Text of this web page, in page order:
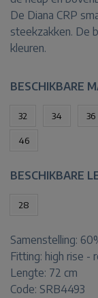
De Diana CRP
steekzakken. De
kleuren.
BESCHIKBARE
32 34 36
46
BESCHIKBARE
28
Samenstelling:
Fitting: high rise -
Lengte: 72 cm
Code: SRB4493